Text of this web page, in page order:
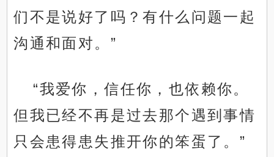
们不是说好了吗？有什么问题一起
沟通和面对。”
“我爱你，信任你，也依赖你。
但我已经不再是过去那个遇到事情
只会患得患失推开你的笨蛋了。”